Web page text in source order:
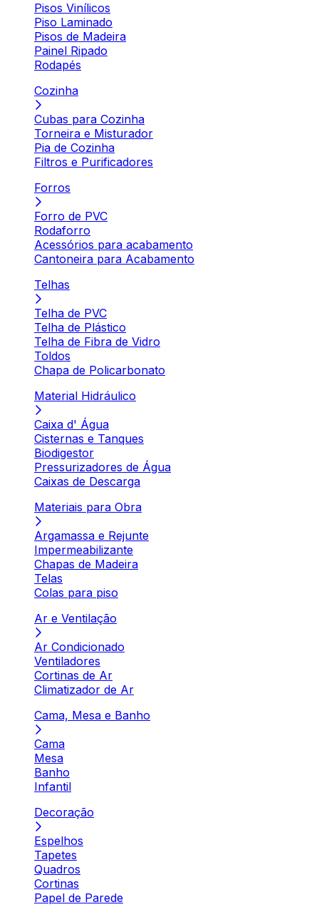
Pisos Vinílicos
Piso Laminado
Pisos de Madeira
Painel Ripado
Rodapés
Cozinha
Cubas para Cozinha
Torneira e Misturador
Pia de Cozinha
Filtros e Purificadores
Forros
Forro de PVC
Rodaforro
Acessórios para acabamento
Cantoneira para Acabamento
Telhas
Telha de PVC
Telha de Plástico
Telha de Fibra de Vidro
Toldos
Chapa de Policarbonato
Material Hidráulico
Caixa d' Água
Cisternas e Tanques
Biodigestor
Pressurizadores de Água
Caixas de Descarga
Materiais para Obra
Argamassa e Rejunte
Impermeabilizante
Chapas de Madeira
Telas
Colas para piso
Ar e Ventilação
Ar Condicionado
Ventiladores
Cortinas de Ar
Climatizador de Ar
Cama, Mesa e Banho
Cama
Mesa
Banho
Infantil
Decoração
Espelhos
Tapetes
Quadros
Cortinas
Papel de Parede